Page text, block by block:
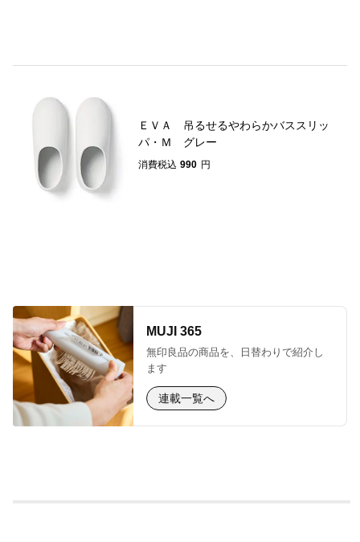
ＥＶＡ 吊るせるやわらかバススリッ
パ・Ｍ グレー
消費税込 990 円
MUJI 365
無印良品の商品を、日替わりで紹介し
ます
連載一覧へ